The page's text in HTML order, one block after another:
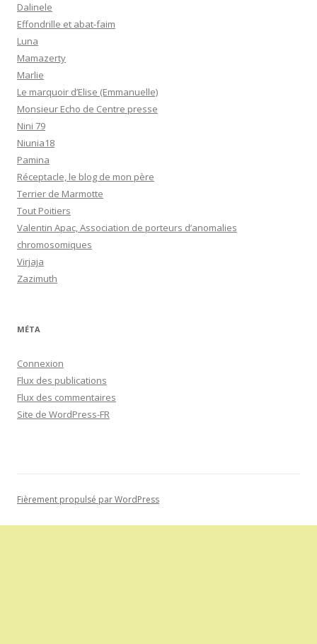
Dalinele
Effondrille et abat-faim
Luna
Mamazerty
Marlie
Le marquoir d’Elise (Emmanuelle)
Monsieur Echo de Centre presse
Nini 79
Niunia18
Pamina
Réceptacle, le blog de mon père
Terrier de Marmotte
Tout Poitiers
Valentin Apac, Association de porteurs d’anomalies
chromosomiques
Virjaja
Zazimuth
MÉTA
Connexion
Flux des publications
Flux des commentaires
Site de WordPress-FR
Fièrement propulsé par WordPress